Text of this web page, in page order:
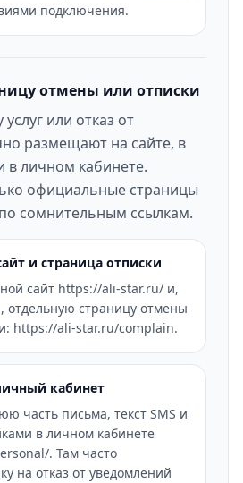
подключения.
отмены или отписки
или отказ от
размещают на сайте, в
в личном кабинете.
официальные страницы
сомнительным ссылкам.
и страница отписки
сайт https://ali-star.ru/ и,
отдельную страницу отмены
https://ali-star.ru/complain.
кабинет
часть письма, текст SMS и
в личном кабинете
. Там часто
на отказ от уведомлений